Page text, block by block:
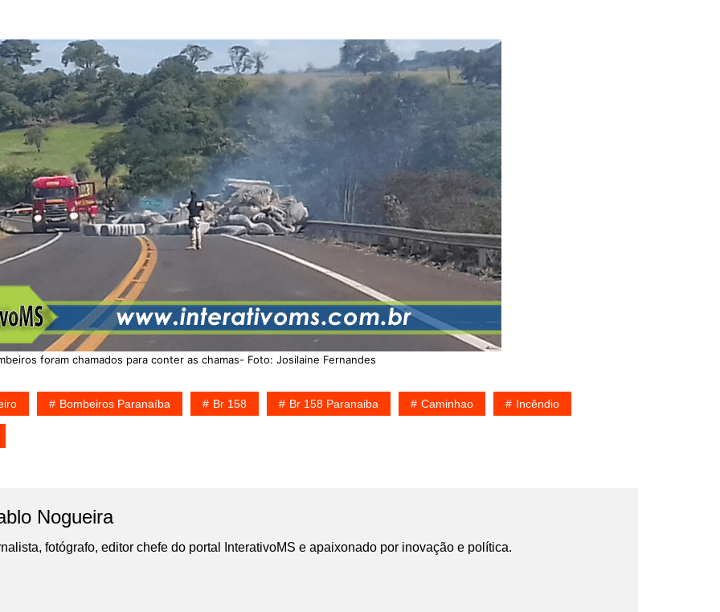
foram chamados para conter as chamas- Foto: Josilaine Fernandes
Bombeiros Paranaíba Br 158 Br 158 Paranaiba Caminhao Incêndio
Nogueira
fotógrafo, editor chefe do portal InterativoMS e apaixonado por inovação e política.